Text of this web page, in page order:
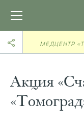
МЕДЦЕНТР
Акция